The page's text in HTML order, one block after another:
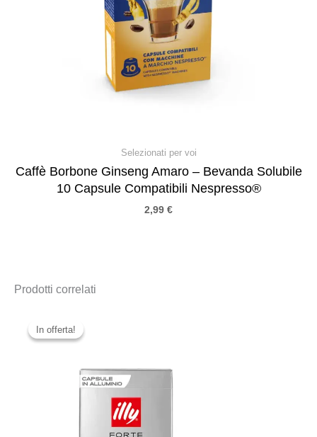
Selezionati per voi
Caffè Borbone Ginseng Amaro – Bevanda Solubile
10 Capsule Compatibili Nespresso®
2,99 €
Prodotti correlati
In offerta!
In offerta!